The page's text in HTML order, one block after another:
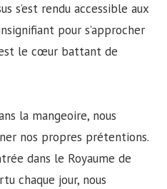
s’est rendu accessible aux
pour s’approcher
le cœur battant de
la mangeoire, nous
nos propres prétentions.
dans le Royaume de
chaque jour, nous